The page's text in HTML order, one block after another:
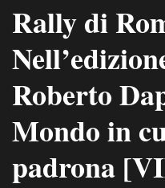
Rally di
Roberto
Mondo in
padrona